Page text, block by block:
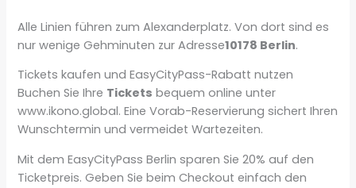
Alle Linien führen zum Alexanderplatz. Von dort sind es
nur wenige Gehminuten zur Adresse10178 Berlin.
Tickets kaufen und EasyCityPass-Rabatt nutzen
Buchen Sie Ihre Tickets bequem online unter
www.ikono.global. Eine Vorab-Reservierung sichert Ihren
Wunschtermin und vermeidet Wartezeiten.
Mit dem EasyCityPass Berlin sparen Sie 20% auf den
Ticketpreis. Geben Sie beim Checkout einfach den